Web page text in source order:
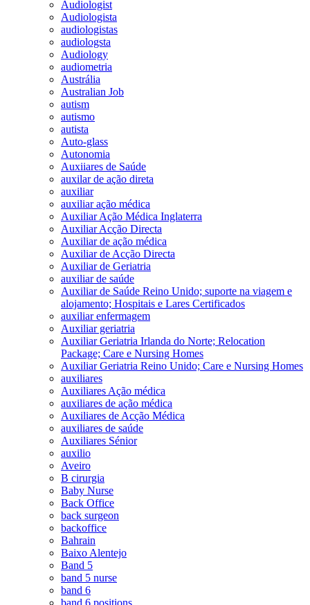
Audiologist
Audiologista
audiologistas
audiologsta
Audiology
audiometria
Austrália
Australian Job
autism
autismo
autista
Auto-glass
Autonomia
Auxiiares de Saúde
auxilar de ação direta
auxiliar
auxiliar ação médica
Auxiliar Ação Médica Inglaterra
Auxiliar Acção Directa
Auxiliar de ação médica
Auxiliar de Acção Directa
Auxiliar de Geriatria
auxiliar de saúde
Auxiliar de Saúde Reino Unido; suporte na viagem e
alojamento; Hospitais e Lares Certificados
auxiliar enfermagem
Auxiliar geriatria
Auxiliar Geriatria Irlanda do Norte; Relocation
Package; Care e Nursing Homes
Auxiliar Geriatria Reino Unido; Care e Nursing Homes
auxiliares
Auxiliares Ação médica
auxiliares de ação médica
Auxiliares de Acção Médica
auxiliares de saúde
Auxiliares Sénior
auxilio
Aveiro
B cirurgia
Baby Nurse
Back Office
back surgeon
backoffice
Bahrain
Baixo Alentejo
Band 5
band 5 nurse
band 6
band 6 positions